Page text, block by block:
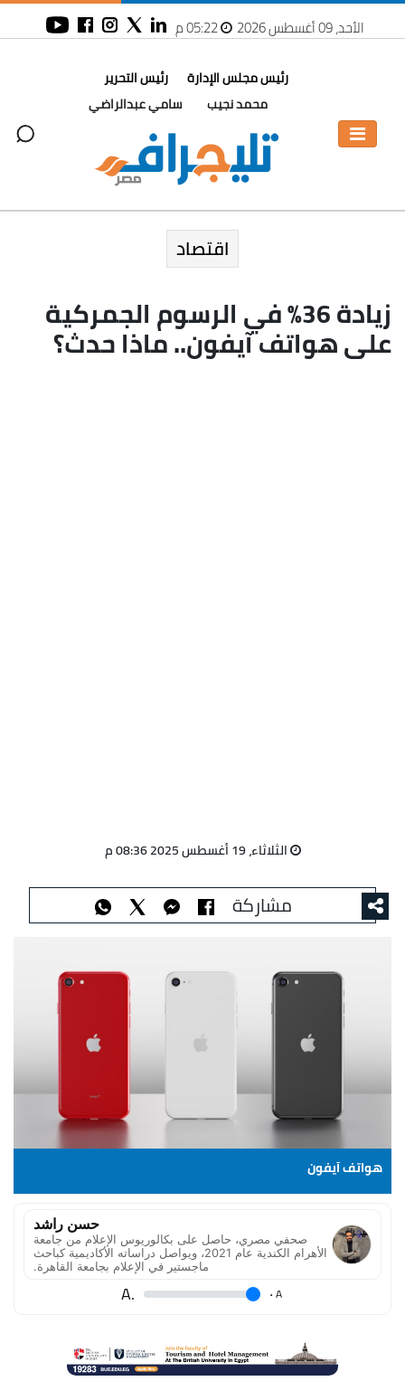
الأحد، 09 أغسطس 2026 05:22 م
رئيس مجلس الإدارة
محمد نجيب
رئيس التحرير
سامي عبدالراضي
اقتصاد
زيادة 36% في الرسوم الجمركية
على هواتف آيفون.. ماذا حدث؟
الثلاثاء، 19 أغسطس 2025 08:36 م
مشاركة
هواتف آيفون
حسن راشد
صحفي مصري، حاصل على بكالوريوس الإعلام من جامعة
الأهرام الكندية عام 2021، ويواصل دراساته الأكاديمية كباحث
ماجستير في الإعلام بجامعة القاهرة.
A
.
.A